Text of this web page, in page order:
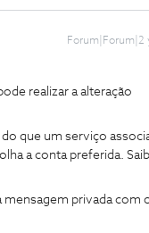
Forum|Forum|2
realizar a alteração
que um serviço
a conta preferida.
privada com